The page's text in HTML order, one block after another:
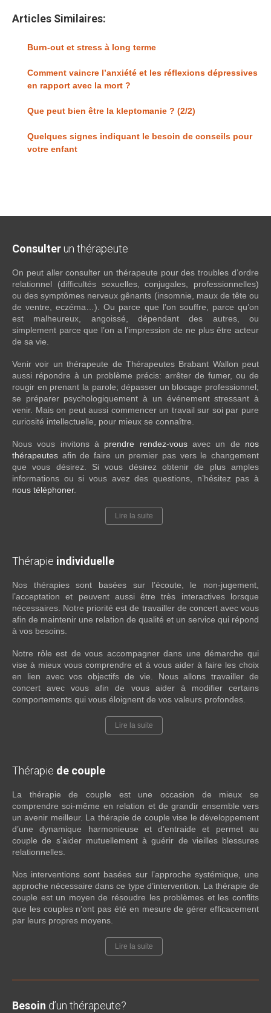
Articles Similaires:
Burn-out et stress à long terme
Comment vaincre l’anxiété et les réflexions dépressives
en rapport avec la mort ?
Que peut bien être la kleptomanie ? (2/2)
Quelques signes indiquant le besoin de conseils pour
votre enfant
Consulter un thérapeute
On peut aller consulter un thérapeute pour des troubles d’ordre
relationnel (difficultés sexuelles, conjugales, professionnelles)
ou des symptômes nerveux gênants (insomnie, maux de tête ou
de ventre, eczéma…). Ou parce que l’on souffre, parce qu’on
est malheureux, angoissé, dépendant des autres, ou
simplement parce que l’on a l’impression de ne plus être acteur
de sa vie.
Venir voir un thérapeute de Thérapeutes Brabant Wallon peut
aussi répondre à un problème précis: arrêter de fumer, ou de
rougir en prenant la parole; dépasser un blocage professionnel;
se préparer psychologiquement à un événement stressant à
venir. Mais on peut aussi commencer un travail sur soi par pure
curiosité intellectuelle, pour mieux se connaître.
Nous vous invitons à prendre rendez-vousavec un de nos
thérapeutes afin de faire un premier pas vers le changement
que vous désirez. Si vous désirez obtenir de plus amples
informations ou si vous avez des questions, n’hésitez pas à
nous téléphoner.
Lire la suite
Thérapie individuelle
Nos thérapies sont basées sur l’écoute, le non-jugement,
l’acceptation et peuvent aussi être très interactives lorsque
nécessaires. Notre priorité est de travailler de concert avec vous
afin de maintenir une relation de qualité et un service qui répond
à vos besoins.
Notre rôle est de vous accompagner dans une démarche qui
vise à mieux vous comprendre et à vous aider à faire les choix
en lien avec vos objectifs de vie. Nous allons travailler de
concert avec vous afin de vous aider à modifier certains
comportements qui vous éloignent de vos valeurs profondes.
Lire la suite
Thérapie de couple
La thérapie de couple est une occasion de mieux se
comprendre soi-même en relation et de grandir ensemble vers
un avenir meilleur. La thérapie de couple vise le développement
d’une dynamique harmonieuse et d’entraide et permet au
couple de s’aider mutuellement à guérir de vieilles blessures
relationnelles.
Nos interventions sont basées sur l’approche systémique, une
approche nécessaire dans ce type d’intervention. La thérapie de
couple est un moyen de résoudre les problèmes et les conflits
que les couples n’ont pas été en mesure de gérer efficacement
par leurs propres moyens.
Lire la suite
Besoin d’un thérapeute?